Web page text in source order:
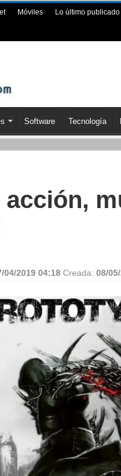
Móviles Lo último publicado
Software Tecnología
04/2019 04:18 Creada: 08/